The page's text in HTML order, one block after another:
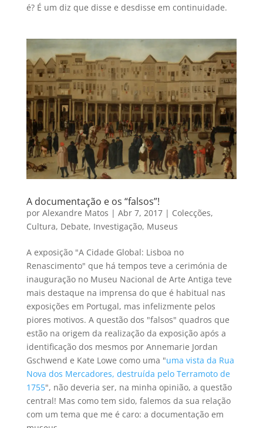
é? É um diz que disse e desdisse em continuidade.
A documentação e os “falsos”!
por Alexandre Matos | Abr 7, 2017| Colecções,
Cultura, Debate, Investigação, Museus
A exposição "A Cidade Global: Lisboa no
Renascimento" que há tempos teve a cerimónia de
inauguração no Museu Nacional de Arte Antiga teve
mais destaque na imprensa do que é habitual nas
exposições em Portugal, mas infelizmente pelos
piores motivos. A questão dos "falsos" quadros que
estão na origem da realização da exposição após a
identificação dos mesmos por Annemarie Jordan
Gschwend e Kate Lowe como uma "uma vista da Rua
Nova dos Mercadores, destruída pelo Terramoto de
1755", não deveria ser, na minha opinião, a questão
central! Mas como tem sido, falemos da sua relação
com um tema que me é caro: a documentação em